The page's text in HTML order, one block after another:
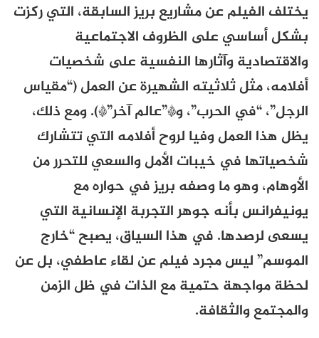
يختلف الفيلم عن مشاريع بريز السابقة، التي ركزت
بشكل أساسي على الظروف الاجتماعية
والاقتصادية وآثارها النفسية على شخصيات
أفلامه، مثل ثلاثيته الشهيرة عن العمل (“مقياس
الرجل”،“في الحرب”، و*”عالم آخر”*). ومع ذلك،
يظل هذا العمل وفيا لروح أفلامه التي تتشارك
شخصياتها في خيبات الأمل والسعي للتحرر من
الأوهام، وهو ما وصفه بريز في حواره مع
يونيفرانس بأنه جوهر التجربة الإنسانية التي
يسعى لرصدها. في هذا السياق، يصبح “خارج
الموسم” ليس مجرد فيلم عن لقاء عاطفي، بل عن
لحظة مواجهة حتمية مع الذات في ظل الزمن
والمجتمع والثقافة.